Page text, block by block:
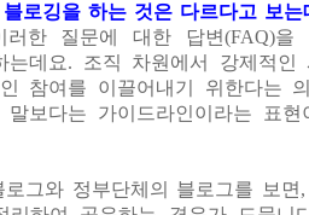
로깅을 하는 것은 다르다고 보는
러한 질문에 대한 답변(FAQ)을
는데요. 조직 차원에서 강제적인
참여를 이끌어내기 위한다는
말보다는 가이드라인이라는 표
그와 정부단체의 블로그를 보면